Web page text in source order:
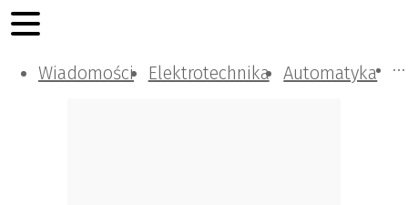
Wiadomości Elektrotechnika Automatyka
Komunikacja i IT
Kontrola
Tematy specjalne